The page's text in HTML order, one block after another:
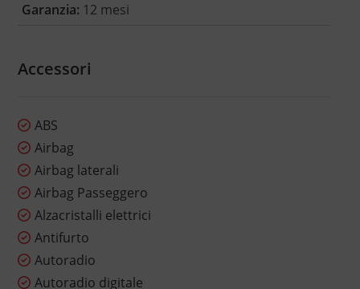
Garanzia: 12 mesi
Accessori
ABS
Airbag
Airbag laterali
Airbag Passeggero
Alzacristalli elettrici
Antifurto
Autoradio
Autoradio digitale